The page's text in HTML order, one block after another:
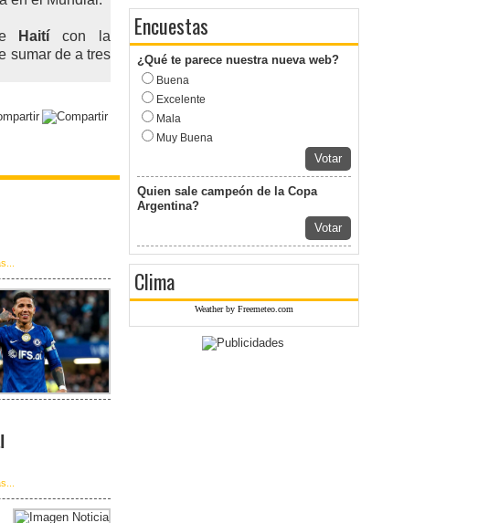
Haití con la
sumar de a tres
Encuestas
¿Qué te parece nuestra nueva web?
Buena
Excelente
Mala
Muy Buena
Votar
Quien sale campeón de la Copa
Argentina?
Votar
Clima
Weather by Freemeteo.com